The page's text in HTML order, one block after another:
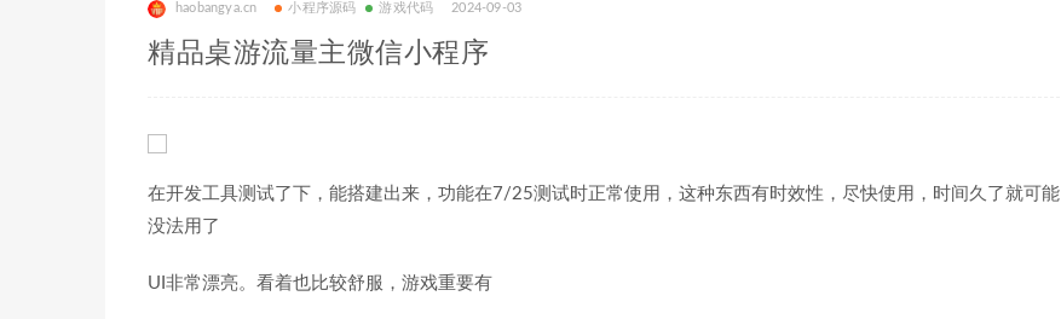
haobangya.cn 小程序源码 游戏代码 2024-09-03
精品桌游流量主微信小程序
在开发工具测试了下，能搭建出来，功能在7/25测试时正常使用，这种东西有时效性，尽快使用，时间久了就可能
没法用了
UI非常漂亮。看着也比较舒服，游戏重要有